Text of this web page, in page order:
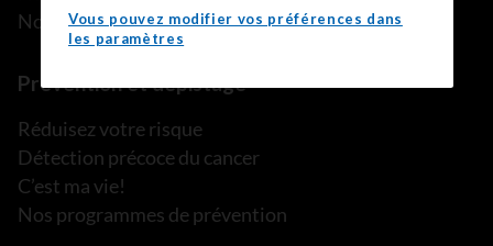
Nos ressources
Prévention et dépistage
Réduisez votre risque
Détection précoce du cancer
C’est ma vie!
Nos programmes de prévention
Vous pouvez modifier vos préférences dans
les paramètres